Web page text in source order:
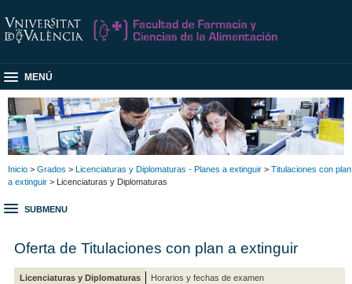
MENÚ
Inicio > Grados > Licenciaturas y Diplomaturas - Planes a extinguir > Titulaciones con plan
a extinguir > Licenciaturas y Diplomaturas
SUBMENU
Oferta de Titulaciones con plan a extinguir
Licenciaturas y Diplomaturas
Horarios y fechas de examen